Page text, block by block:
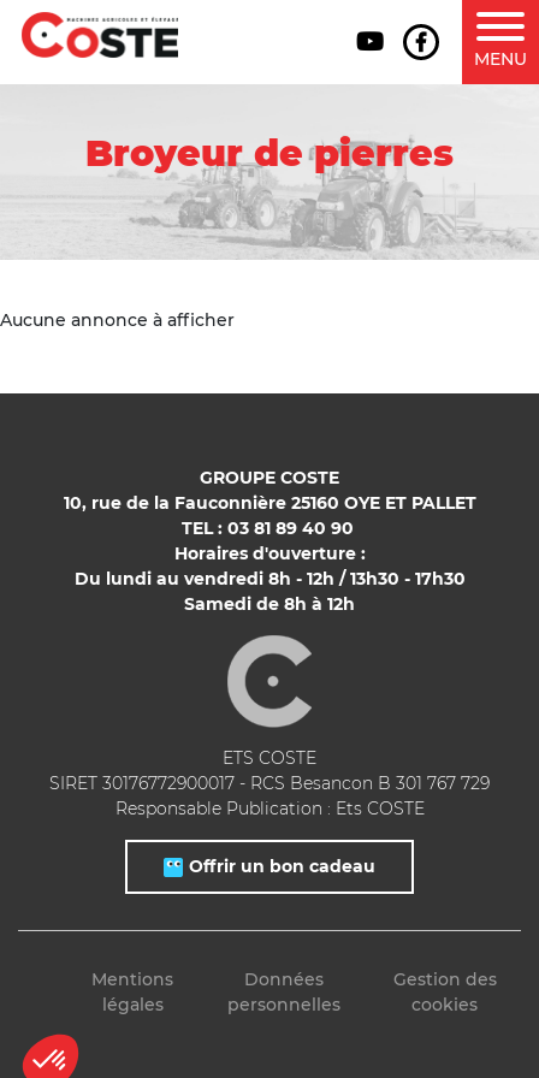
MENU
Broyeur de pierres
Aucune annonce à afficher
GROUPE COSTE
10, rue de la Fauconnière 25160 OYE ET PALLET
TEL : 03 81 89 40 90
Horaires d'ouverture :
Du lundi au vendredi 8h - 12h / 13h30 - 17h30
Samedi de 8h à 12h
ETS COSTE
SIRET 30176772900017 - RCS Besancon B 301 767 729
Responsable Publication : Ets COSTE
Offrir un bon cadeau
Mentions
légales
Données
personnelles
Gestion des
cookies